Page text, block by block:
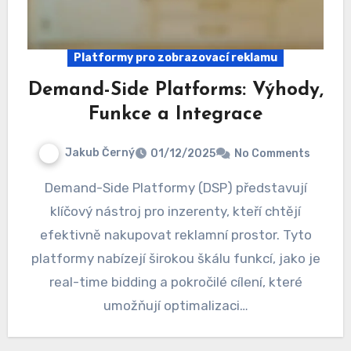
Platformy pro zobrazovací reklamu
Demand-Side Platforms: Výhody,
Funkce a Integrace
Jakub Černý 01/12/2025 No Comments
Demand-Side Platformy (DSP) představují
klíčový nástroj pro inzerenty, kteří chtějí
efektivně nakupovat reklamní prostor. Tyto
platformy nabízejí širokou škálu funkcí, jako je
real-time bidding a pokročilé cílení, které
umožňují optimalizaci…